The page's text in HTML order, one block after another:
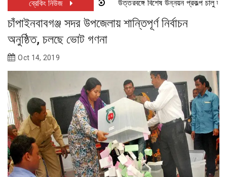
ব্রেকিং নিউজ উত্তরবঙ্গে বিশেষ উন্নয়ন প্রকল্প চালু হতে
চাঁপাইনবাবগঞ্জ সদর উপজেলায় শান্তিপূর্ণ নির্বাচন
অনুষ্ঠিত, চলছে ভোট গণনা
Oct 14, 2019